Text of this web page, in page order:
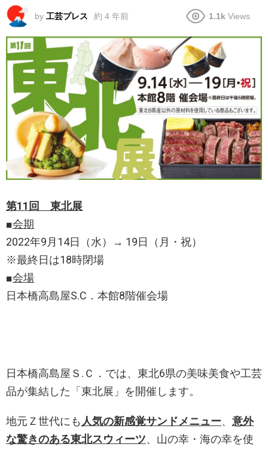
by 工芸プレス 約 4 年前 1.1k Views
第11回 東北展
■会期
2022年9月14日（水）→ 19日（月・祝）
※最終日は18時閉場
■会場
日本橋高島屋S.C．本館8階催会場
日本橋高島屋Ｓ.Ｃ．では、東北6県の美味美食や工芸
品が集結した「東北展」を開催します。
地元Ｚ世代にも 人気の新感覚サンドメニュー、 意外
な驚きのある東北スウィーツ、山の幸・海の幸を使